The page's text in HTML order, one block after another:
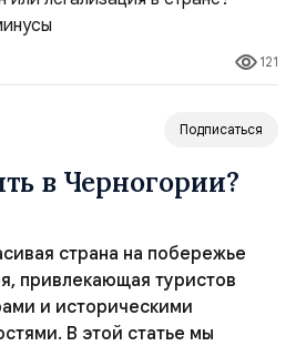
резидентского статуса
и людей,
перспективы в этой маленькой
статье мы рассмотрим
и ле...
121
Подписаться
в Черногории?
страна на побережье
привлекающая туристов
и историческими
В этой статье мы